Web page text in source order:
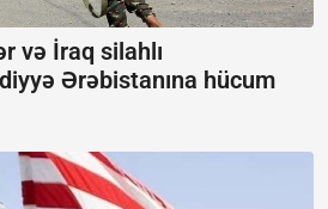
və İraq silahlı
Ərəbistanına hücum